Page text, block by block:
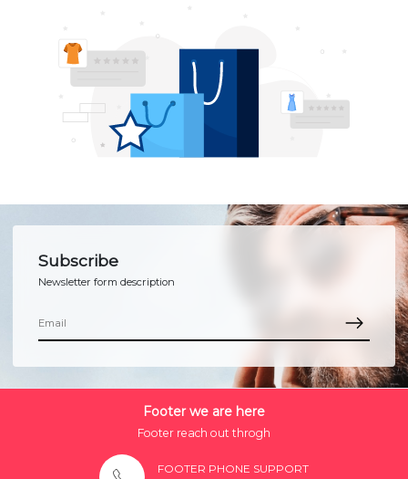
Subscribe
Newsletter form description
Footer we are here
Footer reach out throgh
FOOTER PHONE SUPPORT